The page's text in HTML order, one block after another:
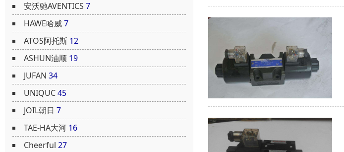
安沃驰AVENTICS 7
HAWE哈威7
ATOS阿托斯 12
ASHUN油顺 19
JUFAN 34
UNIQUC45
JOIL朝日 7
TAE-HA大河 16
Cheerful 27